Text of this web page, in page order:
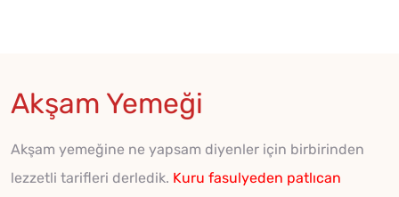
Akşam Yemeği
Akşam yemeğine ne yapsam diyenler için birbirinden
lezzetli tarifleri derledik. Kuru fasulyeden patlıcan